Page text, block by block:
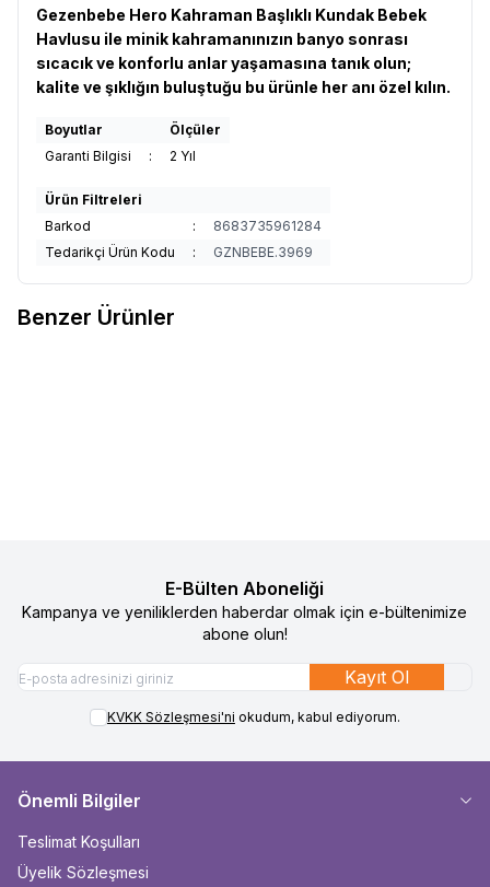
Gezenbebe Hero Kahraman Başlıklı Kundak Bebek
Havlusu ile minik kahramanınızın banyo sonrası
sıcacık ve konforlu anlar yaşamasına tanık olun;
kalite ve şıklığın buluştuğu bu ürünle her anı özel kılın.
Boyutlar
Ölçüler
Garanti Bilgisi
: 2 Yıl
Ürün Filtreleri
Barkod
:
8683735961284
Tedarikçi Ürün Kodu
: GZNBEBE.3969
Benzer Ürünler
E-Bülten Aboneliği
Kampanya ve yeniliklerden haberdar olmak için e-bültenimize
abone olun!
Kayıt Ol
KVKK Sözleşmesi'ni okudum, kabul ediyorum.
Önemli Bilgiler
Teslimat Koşulları
Üyelik Sözleşmesi